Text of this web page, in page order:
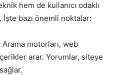
hem de kullanıcı odaklı
bazı önemli noktalar:
Arama motorları, web
arar. Yorumlar, siteye